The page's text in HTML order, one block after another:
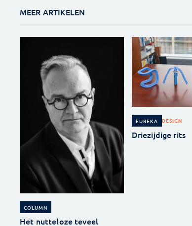
MEER ARTIKELEN
COLUMN
Het nutteloze teveel
EUREKA DESIGN
Driezijdige rits